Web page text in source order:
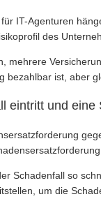
IT-Agenturen
des
mehrere
bezahlbar ist, aber
eintritt und
Schadenfall so
um die